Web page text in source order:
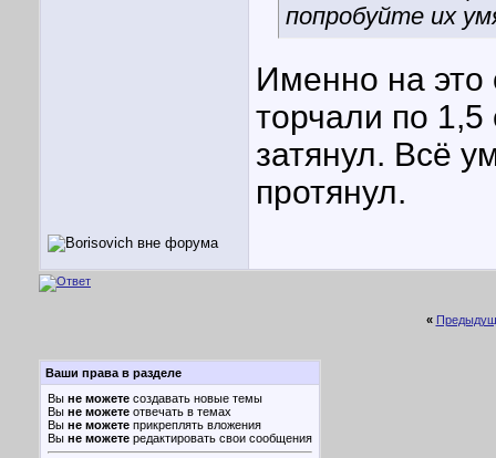
попробуйте их
Именно на
торчали по
затянул. Всё
протянул.
«
Ваши права в разделе
Вы не можете создавать новые темы
Вы не можете отвечать в темах
Вы не можете прикреплять вложения
Вы не можете редактировать свои сообщения